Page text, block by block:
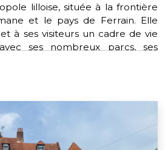
lilloise, située à la frontière
et le pays de Ferrain. Elle
à ses visiteurs un cadre de vie
ses nombreux parcs, ses
infrastructures culturelles et
l'hôtel de ville, l'église Sainte-
du Vert-Bois ou encore le
Madeleine organise également
tout au long de